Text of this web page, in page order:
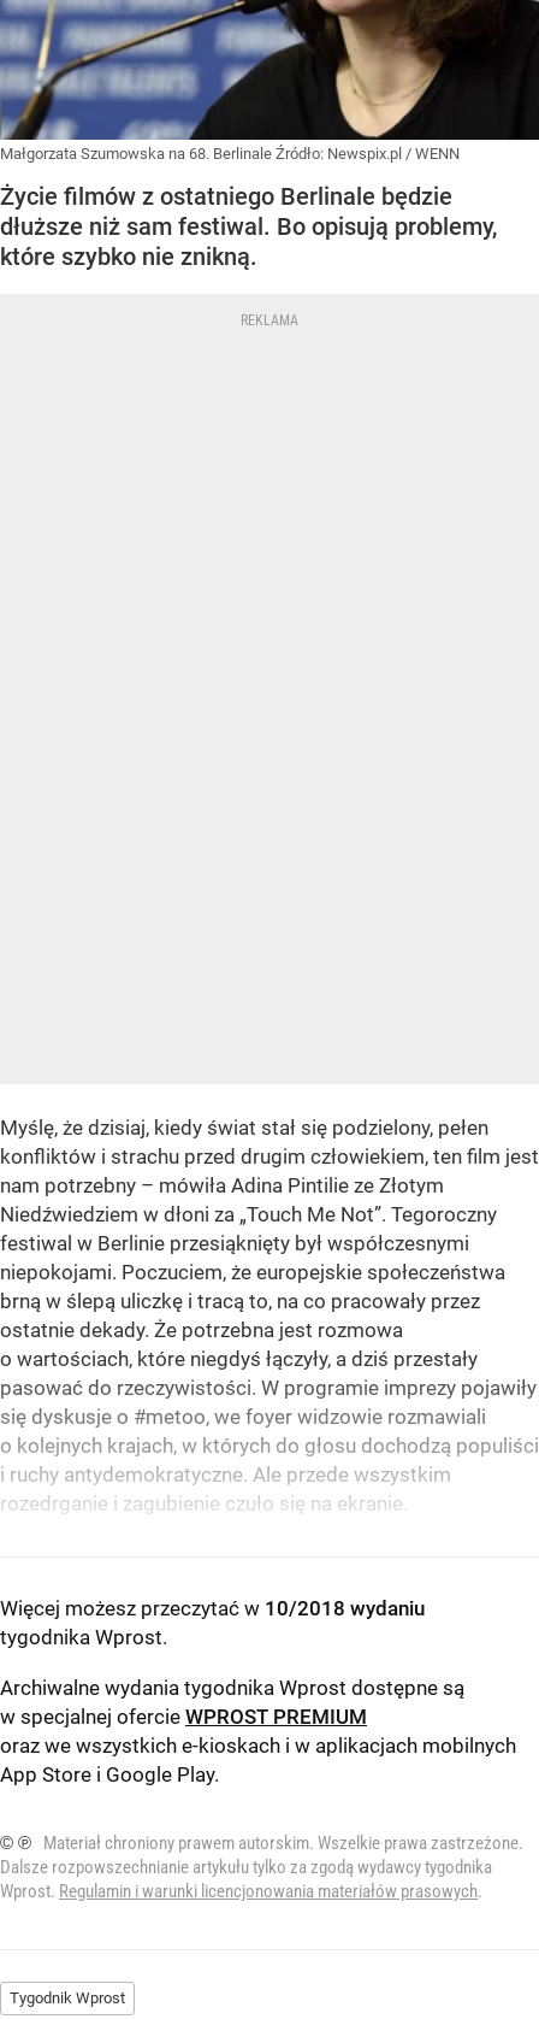
Małgorzata Szumowska na 68. Berlinale Źródło: Newspix.pl / WENN
Życie filmów z ostatniego Berlinale będzie
dłuższe niż sam festiwal. Bo opisują problemy,
które szybko nie znikną.
Myślę, że dzisiaj, kiedy świat stał się podzielony, pełen
konfliktów i strachu przed drugim człowiekiem, ten film jest
nam potrzebny – mówiła Adina Pintilie ze Złotym
Niedźwiedziem w dłoni za „Touch Me Not”. Tegoroczny
festiwal w Berlinie przesiąknięty był współczesnymi
niepokojami. Poczuciem, że europejskie społeczeństwa
brną w ślepą uliczkę i tracą to, na co pracowały przez
ostatnie dekady. Że potrzebna jest rozmowa
o wartościach, które niegdyś łączyły, a dziś przestały
pasować do rzeczywistości. W programie imprezy pojawiły
się dyskusje o #metoo, we foyer widzowie rozmawiali
o kolejnych krajach, w których do głosu dochodzą populiści
i ruchy antydemokratyczne. Ale przede wszystkim
rozedrganie i zagubienie czuło się na ekranie.
Więcej możesz przeczytać w 10/2018 wydaniu
tygodnika Wprost.
Archiwalne wydania tygodnika Wprost dostępne są
w specjalnej ofercie WPROST PREMIUM
oraz we wszystkich e-kioskach i w aplikacjach mobilnych
App Store i Google Play.
© ℗
Materiał chroniony prawem autorskim. Wszelkie prawa zastrzeżone.
Dalsze rozpowszechnianie artykułu tylko za zgodą wydawcy tygodnika
Wprost. Regulamin i warunki licencjonowania materiałów prasowych.
Tygodnik Wprost